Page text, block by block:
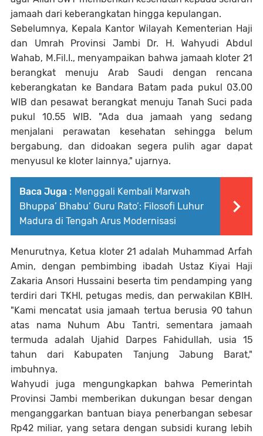
jamaah dari keberangkatan hingga kepulangan.
Sebelumnya, Kepala Kantor Wilayah Kementerian Haji
dan Umrah Provinsi Jambi Dr. H. Wahyudi Abdul
Wahab, M.Fil.I., menyampaikan bahwa jamaah kloter 21
berangkat menuju Arab Saudi dengan rencana
keberangkatan ke Bandara Batam pada pukul 03.00
WIB dan pesawat berangkat menuju Tanah Suci pada
pukul 10.55 WIB. "Ada dua jamaah yang sedang
menjalani perawatan kesehatan sehingga belum
bergabung, dan didoakan segera pulih agar dapat
menyusul ke kloter lainnya," ujarnya.
Baca Juga : Menggali Kembali Marwah
Bhuppa’ Bhabu’ Guru Rato’: Filosofi Luhur
Madura di Tengah Arus Modernisasi
Menurutnya, Ketua kloter 21 adalah Muhammad Arfah
Amin, dengan pembimbing ibadah Ustaz Kiyai Haji
Zakaria Ansori Hussaini beserta tim pendamping yang
terdiri dari TKHI, petugas medis, dan perwakilan KBIH.
"Kami mencatat usia jamaah tertua berusia 90 tahun
atas nama Nuhum Abu Tantri, sementara jamaah
termuda adalah Ujahid Darpes Fahidullah, usia 15
tahun dari Kabupaten Tanjung Jabung Barat,"
imbuhnya.
Wahyudi juga mengungkapkan bahwa Pemerintah
Provinsi Jambi memberikan dukungan besar dengan
menganggarkan bantuan biaya penerbangan sebesar
Rp42 miliar, yang setara dengan subsidi kurang lebih